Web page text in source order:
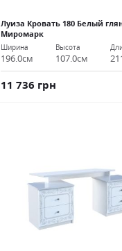
Луиза Кровать 180 Белый
Миромарк
Ширина
196.0см
Высота
107.0см
11 736 грн